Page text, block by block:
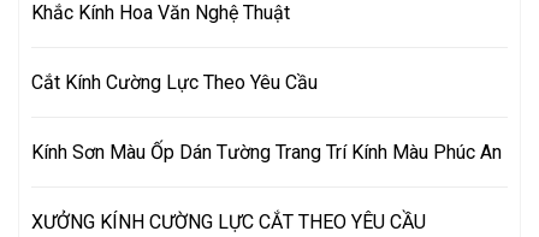
Khắc Kính Hoa Văn Nghệ Thuật
Cắt Kính Cường Lực Theo Yêu Cầu
Kính Sơn Màu Ốp Dán Tường Trang Trí Kính Màu Phúc An
XƯỞNG KÍNH CƯỜNG LỰC CẮT THEO YÊU CẦU